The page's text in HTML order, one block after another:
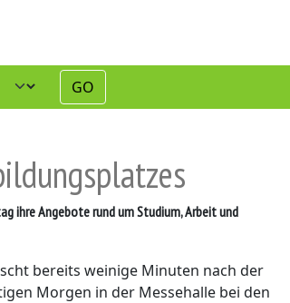
GO
ihre Angebote rund um Studium, Arbeit und
bereits weinige Minuten nach der
Morgen in der Messehalle bei den